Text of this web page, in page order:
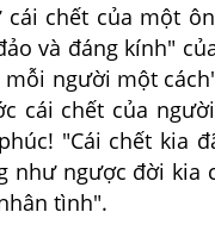
chết của một
và đáng kính"
người một
cái chết của
"Cái chết kia
như ngược đời kia
tình".